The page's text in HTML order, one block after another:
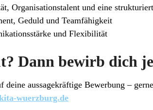
Organisationstalent und eine
Geduld und Teamfähigkeit
und Flexibilität
Dann bewirb dich
deine aussagekräftige Bewerbung –
wuerzburg.de